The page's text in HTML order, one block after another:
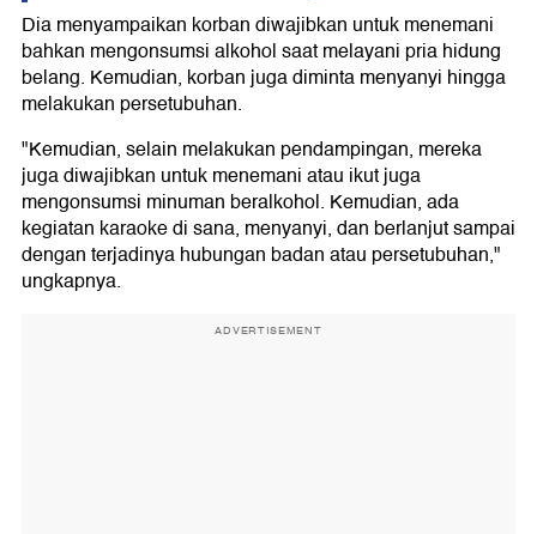
Dia menyampaikan korban diwajibkan untuk menemani
bahkan mengonsumsi alkohol saat melayani pria hidung
belang. Kemudian, korban juga diminta menyanyi hingga
melakukan persetubuhan.
"Kemudian, selain melakukan pendampingan, mereka
juga diwajibkan untuk menemani atau ikut juga
mengonsumsi minuman beralkohol. Kemudian, ada
kegiatan karaoke di sana, menyanyi, dan berlanjut sampai
dengan terjadinya hubungan badan atau persetubuhan,"
ungkapnya.
ADVERTISEMENT